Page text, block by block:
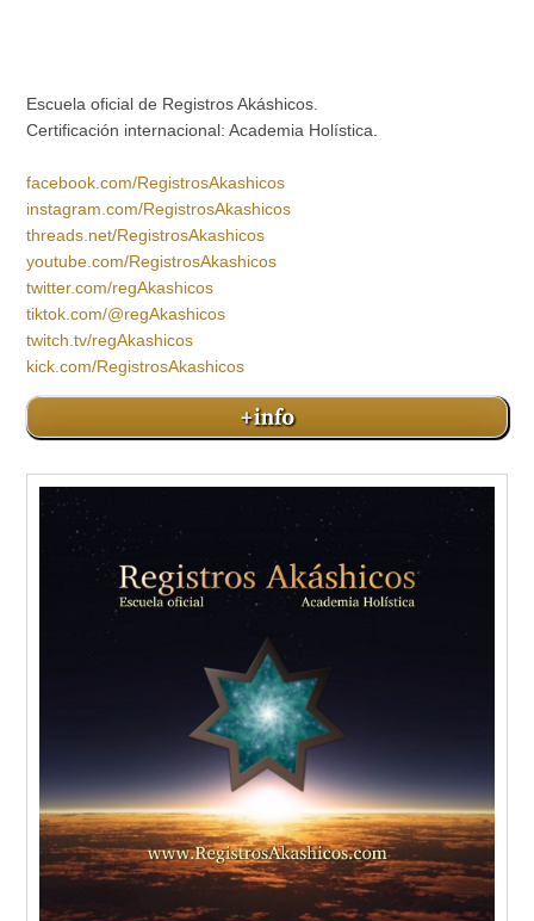
Escuela oficial de Registros Akáshicos.
Certificación internacional: Academia Holística.
facebook.com/RegistrosAkashicos
instagram.com/RegistrosAkashicos
threads.net/RegistrosAkashicos
youtube.com/RegistrosAkashicos
twitter.com/regAkashicos
tiktok.com/@regAkashicos
twitch.tv/regAkashicos
kick.com/RegistrosAkashicos